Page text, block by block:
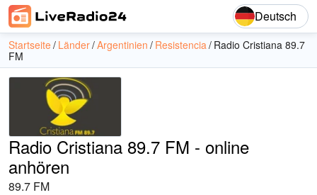
Deutsch
Startseite Länder Argentinien Resistencia Radio Cristiana 89.7
FM
Radio Cristiana 89.7 FM - online
anhören
89.7 FM